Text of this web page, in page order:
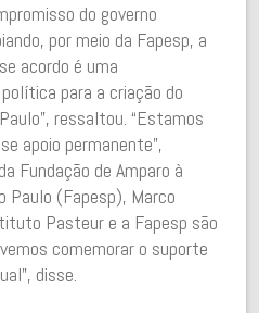
do governo
por meio da Fapesp, a
acordo é uma
para a criação do
ressaltou. “Estamos
apoio permanente”,
Fundação de Amparo à
Paulo (Fapesp), Marco
Pasteur e a Fapesp são
comemorar o suporte
disse.